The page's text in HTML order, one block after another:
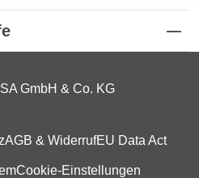
GmbH & Co. KG
AGB & WiderrufEU Data Act
Cookie-Einstellungen